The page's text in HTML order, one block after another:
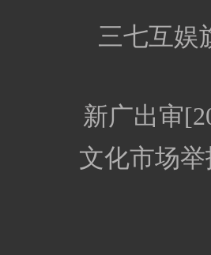
三七互娱
新广出审
文化市场